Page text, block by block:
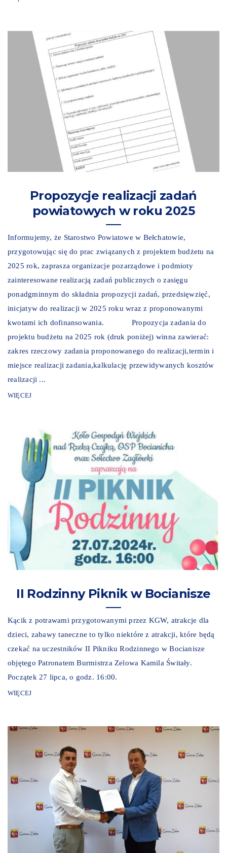
Propozycje realizacji zadań
powiatowych w roku 2025
Informujemy, że Starostwo Powiatowe w Bełchatowie,
przygotowując się do prac związanych z projektem budżetu na
2025 rok, zaprasza organizacje pozarządowe i podmioty
zainteresowane realizacją zadań publicznych o zasięgu
ponadgminnym do składnia propozycji zadań, przedsięwzięć,
inicjatyw do realizacji w 2025 roku wraz z proponowanymi
kwotami ich dofinansowania. Propozycja zadania do
projektu budżetu na 2025 rok (druk poniżej) winna zawierać:
zakres rzeczowy zadania proponowanego do realizacji,termin i
miejsce realizacji zadania,kalkulację przewidywanych kosztów
realizacji ...
WIĘCEJ
II Rodzinny Piknik w Bocianisze
Kącik z potrawami przygotowanymi przez KGW, atrakcje dla
dzieci, zabawy taneczne to tylko niektóre z atrakcji, które będą
czekać na uczestników II Pikniku Rodzinnego w Bocianisze
objętego Patronatem Burmistrza Zelowa Kamila Świtały.
Początek 27 lipca, o godz. 16:00.
WIĘCEJ